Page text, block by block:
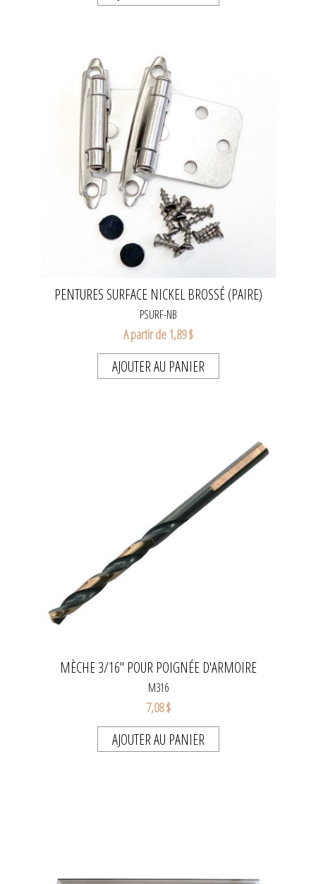
PENTURES SURFACE NICKEL BROSSÉ (PAIRE)
PSURF-NB
A partir de 1,89 $
AJOUTER AU PANIER
MÈCHE 3/16" POUR POIGNÉE D'ARMOIRE
M316
7,08 $
AJOUTER AU PANIER